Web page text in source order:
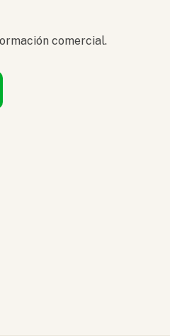
comercial.